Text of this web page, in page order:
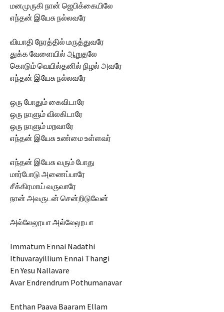
மனமுருகி நான் ஜெபிக்கையிலே
எந்தன் இயேசு நல்லவரே
வியாதி நேரத்தில் மருத்துவரே
துக்க வேளையில் ஆறுதலே
கொடும் வெயில்தனில் நிழல் அவரே
எந்தன் இயேசு நல்லவரே
ஒரு போதும் கைவிடாரே
ஒரு நாளும் விலகிடாரே
ஒரு நாளும் மறவாரே
எந்தன் இயேசு உண்மை உள்ளவர்
எந்தன் இயேசு வரும் போது
மார்போடு அணைப்பாரே
சீக்கிரமாய் வருவாரே
நான் அவருடன் சென்றிடுவேன்
அல்லேலூயா அல்லேலூயா
Immatum Ennai Nadathi
Ithuvarayillium Ennai Thangi
En Yesu Nallavare
Avar Endrendrum Pothumanavar
Enthan Paava Baaram Ellam